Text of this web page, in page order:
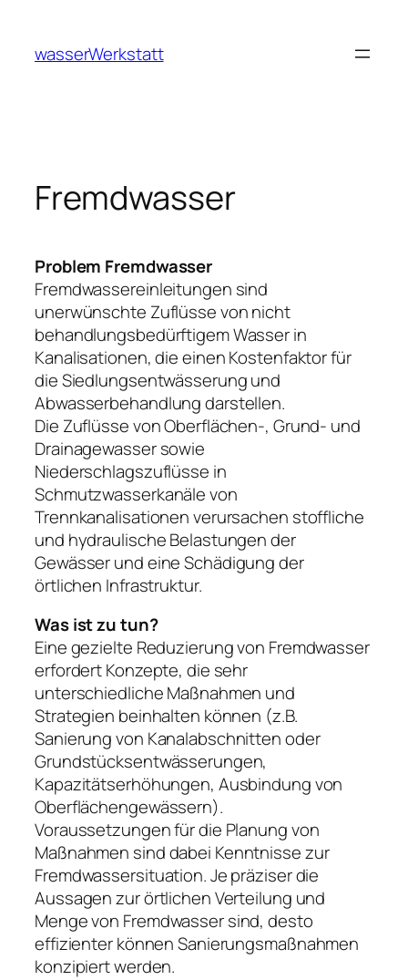
springen
wasserWerkstatt
Fremdwasser
Problem Fremdwasser
Fremdwassereinleitungen sind
unerwünschte Zuflüsse von nicht
behandlungsbedürftigem Wasser in
Kanalisationen, die einen Kostenfaktor für
die Siedlungsentwässerung und
Abwasserbehandlung darstellen.
Die Zuflüsse von Oberflächen-, Grund- und
Drainagewasser sowie
Niederschlagszuflüsse in
Schmutzwasserkanäle von
Trennkanalisationen verursachen stoffliche
und hydraulische Belastungen der
Gewässer und eine Schädigung der
örtlichen Infrastruktur.
Was ist zu tun?
Eine gezielte Reduzierung von Fremdwasser
erfordert Konzepte, die sehr
unterschiedliche Maßnahmen und
Strategien beinhalten können (z.B.
Sanierung von Kanalabschnitten oder
Grundstücksentwässerungen,
Kapazitätserhöhungen, Ausbindung von
Oberflächengewässern).
Voraussetzungen für die Planung von
Maßnahmen sind dabei Kenntnisse zur
Fremdwassersituation. Je präziser die
Aussagen zur örtlichen Verteilung und
Menge von Fremdwasser sind, desto
effizienter können Sanierungsmaßnahmen
konzipiert werden.